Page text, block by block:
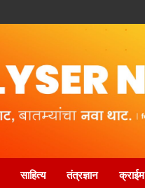
साहित्य तंत्रज्ञान क्राईम